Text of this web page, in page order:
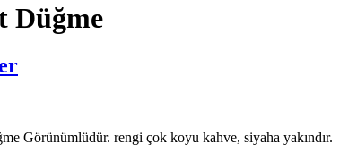
Düğme
Görünümlüdür. rengi çok koyu kahve, siyaha yakındır.